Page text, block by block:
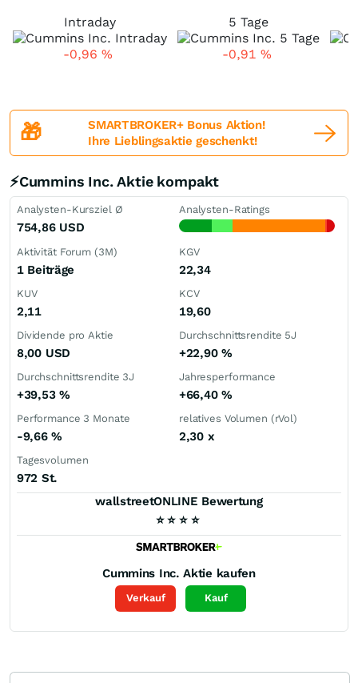
Intraday
-0,96 %
5 Tage
-0,91 %
🎁
SMARTBROKER+ Bonus Aktion!
Ihre Lieblingsaktie geschenkt!
⚡Cummins Inc. Aktie kompakt
Analysten-Kursziel Ø
754,86 USD
Analysten-Ratings
Aktivität Forum (3M)
1 Beiträge
KGV
22,34
KUV
2,11
KCV
19,60
Dividende pro Aktie
8,00 USD
Durchschnittsrendite 5J
+22,90 %
Durchschnittsrendite 3J
+39,53 %
Jahresperformance
+66,40 %
Performance 3 Monate
-9,66%
relatives Volumen (rVol)
2,30 x
Tagesvolumen
972 St.
wallstreetONLINE Bewertung
⭐ ⭐ ⭐ ⭐
Cummins Inc. Aktie kaufen
Verkauf Kauf